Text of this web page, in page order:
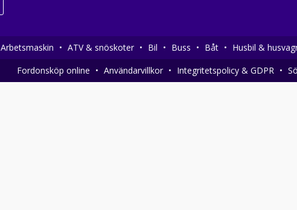
Arbetsmaskin • ATV & snöskoter • Bil • Buss • Båt • Husbil &
Fordonsköp online • Användarvillkor • Integritetspolicy & GDPR •